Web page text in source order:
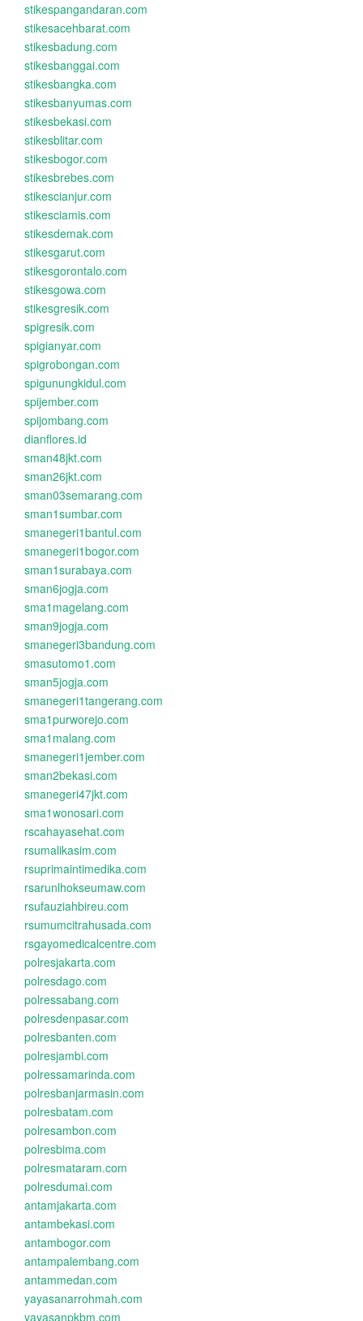
stikespangandaran.com
stikesacehbarat.com
stikesbadung.com
stikesbanggai.com
stikesbangka.com
stikesbanyumas.com
stikesbekasi.com
stikesblitar.com
stikesbogor.com
stikesbrebes.com
stikescianjur.com
stikesciamis.com
stikesdemak.com
stikesgarut.com
stikesgorontalo.com
stikesgowa.com
stikesgresik.com
spigresik.com
spigianyar.com
spigrobongan.com
spigunungkidul.com
spijember.com
spijombang.com
dianflores.id
sman48jkt.com
sman26jkt.com
sman03semarang.com
sman1sumbar.com
smanegeri1bantul.com
smanegeri1bogor.com
sman1surabaya.com
sman6jogja.com
sma1magelang.com
sman9jogja.com
smanegeri3bandung.com
smasutomo1.com
sman5jogja.com
smanegeri1tangerang.com
sma1purworejo.com
sma1malang.com
smanegeri1jember.com
sman2bekasi.com
smanegeri47jkt.com
sma1wonosari.com
rscahayasehat.com
rsumalikasim.com
rsuprimaintimedika.com
rsarunlhokseumaw.com
rsufauziahbireu.com
rsumumcitrahusada.com
rsgayomedicalcentre.com
polresjakarta.com
polresdago.com
polressabang.com
polresdenpasar.com
polresbanten.com
polresjambi.com
polressamarinda.com
polresbanjarmasin.com
polresbatam.com
polresambon.com
polresbima.com
polresmataram.com
polresdumai.com
antamjakarta.com
antambekasi.com
antambogor.com
antampalembang.com
antammedan.com
yayasanarrohmah.com
yayasanpkbm.com